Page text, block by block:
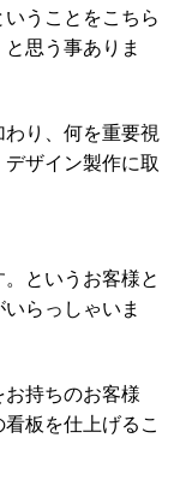
うことをこちら
思う事ありま
り、何を重要視
ザイン製作に取
というお客様と
らっしゃいま
持ちのお客様
板を仕上げるこ